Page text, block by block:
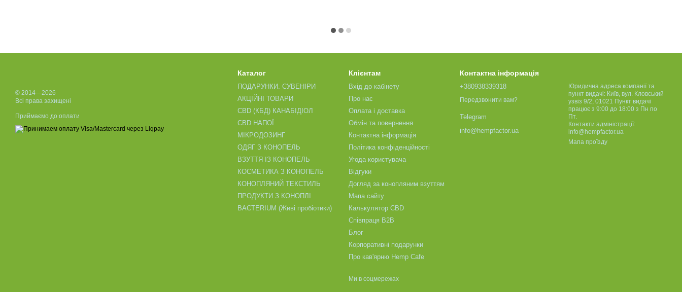
© 2014—2026
Всі права захищені
Приймаємо до оплати
Каталог
ПОДАРУНКИ. СУВЕНІРИ
АКЦІЙНІ ТОВАРИ
CBD (КБД) КАНАБІДІОЛ
CBD НАПОЇ
МІКРОДОЗИНГ
ОДЯГ З КОНОПЕЛЬ
ВЗУТТЯ ІЗ КОНОПЕЛЬ
КОСМЕТИКА З КОНОПЕЛЬ
КОНОПЛЯНИЙ ТЕКСТИЛЬ
ПРОДУКТИ З КОНОПЛІ
BACTERIUM (Живі пробіотики)
Клієнтам
Вхід до кабінету
Про нас
Оплата і доставка
Обмін та повернення
Контактна інформація
Політика конфіденційності
Угода користувача
Відгуки
Догляд за конопляним взуттям
Мапа сайту
Калькулятор CBD
Співпраця B2B
Блог
Корпоративні подарунки
Про кав'ярню Hemp Cafe
Ми в соцмережах
Контактна інформація
+380938339318
Передзвонити вам?
Telegram
info@hempfactor.ua
Юридична адреса компанії та
пункт видачі: Київ, вул. Кловський
узвіз 9/2, 01021 Пункт видачі
працює з 9:00 до 18:00 з Пн по
Пт.
Контакти адміністрації:
info@hempfactor.ua
Мапа проїзду